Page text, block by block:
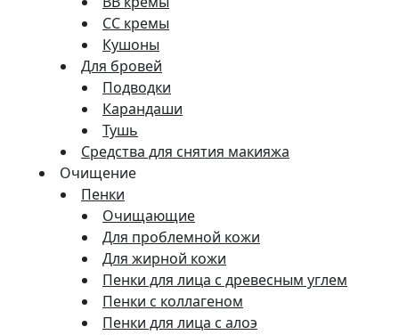
СС кремы
Кушоны
Для бровей
Подводки
Карандаши
Тушь
Средства для снятия макияжа
Очищение
Пенки
Очищающие
Для проблемной кожи
Для жирной кожи
Пенки для лица с древесным углем
Пенки с коллагеном
Пенки для лица с алоэ